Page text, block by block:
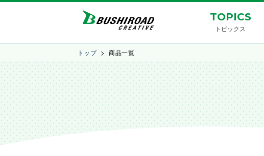
TOPICS
トピックス
トップ 商品一覧